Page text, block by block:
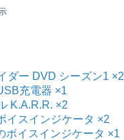
ダー DVD シーズン1 ×2
充電器 ×1
K.A.R.R. ×2
イスインジケータ ×2
ボイスインジケータ ×1